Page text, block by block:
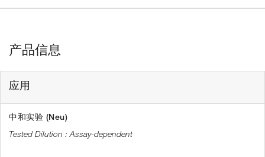
产品信息
应用
中和实验 (Neu)
Assay-dependent